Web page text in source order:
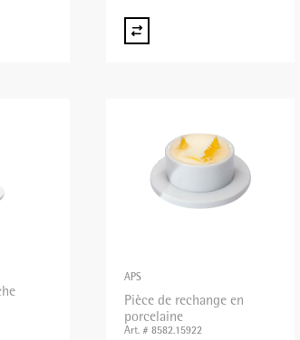
APS
Pièce de rechange en
porcelaine
Art. # 8582.15922